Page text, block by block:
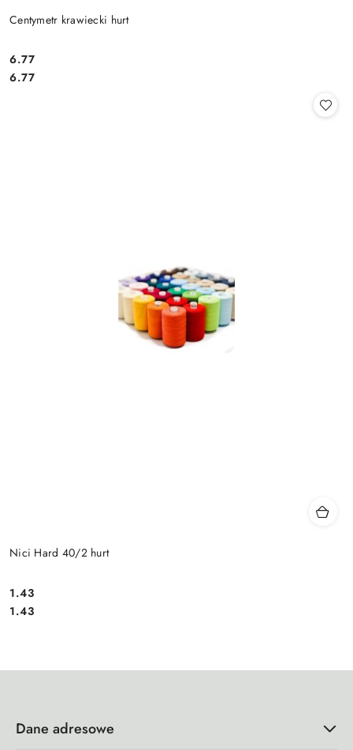
Centymetr krawiecki hurt
Cena:
6.77
Cena:
6.77
Nici Hard 40/2 hurt
Cena:
1.43
Cena:
1.43
Dane adresowe